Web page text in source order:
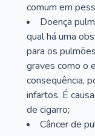
comum em
Doença
qual há uma
para os
graves como o
consequência,
infartos. É
de cigarro;
Câncer de